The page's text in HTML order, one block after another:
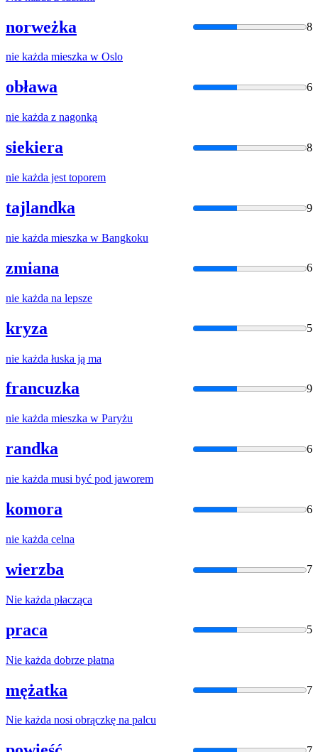
norweżka 8
nie każda mieszka w Oslo
obława 6
nie każda z nagonką
siekiera 8
nie każda jest toporem
tajlandka 9
nie każda mieszka w Bangkoku
zmiana 6
nie każda na lepsze
kryza 5
nie każda łuska ją ma
francuzka 9
nie każda mieszka w Paryżu
randka 6
nie każda musi być pod jaworem
komora 6
nie każda celna
wierzba 7
Nie każda płacząca
praca 5
Nie każda dobrze płatna
mężatka 7
Nie każda nosi obrączkę na palcu